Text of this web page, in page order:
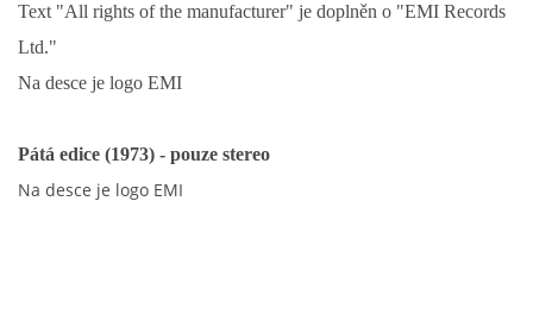
PAUL MCCARTNEY - SINGLY
PAUL MCCARTNEY - SINGLY II
PAUL MCCARTNEY - SINGLY III
Text "All rights of the manufacturer" je doplněn o "EMI Records
Ltd."
Na desce je logo EMI
Pátá edice (1973) - pouze stereo
Na desce je logo EMI